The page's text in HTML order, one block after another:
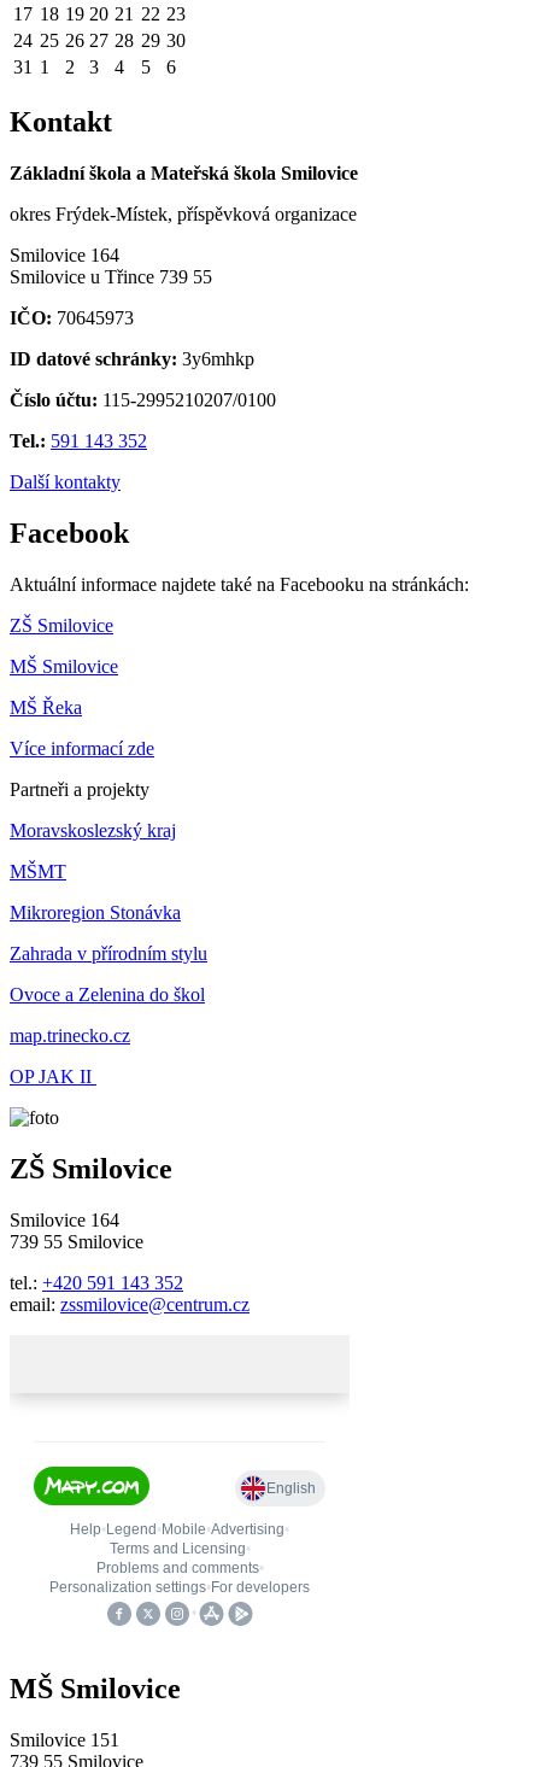
17 18 19 20 21 22 23
24 25 26 27 28 29 30
31 1 2 3 4 5 6
Kontakt
Základní škola a Mateřská škola Smilovice
okres Frýdek-Místek, příspěvková organizace
Smilovice 164
Smilovice u Třince 739 55
IČO: 70645973
ID datové schránky: 3y6mhkp
Číslo účtu: 115-2995210207/0100
Tel.: 591 143 352
Další kontakty
Facebook
Aktuální informace najdete také na Facebooku na stránkách:
ZŠ Smilovice
MŠ Smilovice
MŠ Řeka
Více informací zde
Partneři a projekty
Moravskoslezský kraj
MŠMT
Mikroregion Stonávka
Zahrada v přírodním stylu
Ovoce a Zelenina do škol
map.trinecko.cz
OP JAK II
ZŠ Smilovice
Smilovice 164
739 55 Smilovice
tel.: +420 591 143 352
email: zssmilovice@centrum.cz
MŠ Smilovice
Smilovice 151
739 55 Smilovice